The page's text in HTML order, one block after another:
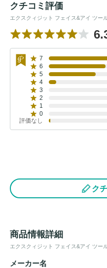
クチコミ評価
エクスクィジット フェイス&アイ ツー
7
6
5
4
3
2
1
0
評価なし
ク
商品情報詳細
エクスクィジット フェイス&アイ ツー
メーカー名